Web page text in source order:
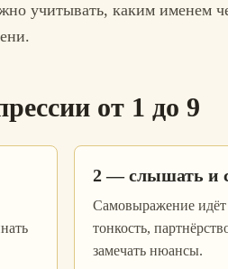
учитывать, каким именем
от 1 до 9
2 — слышать и
Самовыражение идёт
тонкость,
замечать нюансы.